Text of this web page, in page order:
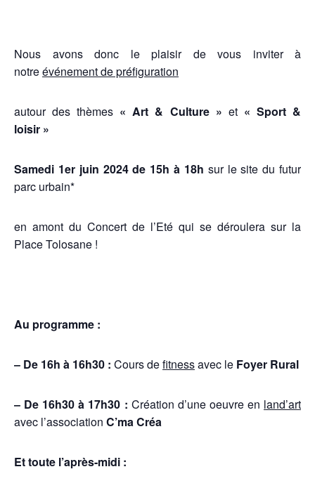
Nous avons donc le plaisir de vous inviter à
notreévénement de préfiguration
autour des thèmes « Art & Culture » et« Sport &
loisir »
Samedi 1er juin 2024 de 15h à 18h sur le site du futur
parc urbain*
en amont du Concert de l’Eté qui se déroulera sur la
Place Tolosane !
Au programme :
– De 16h à 16h30 : Cours defitnessavec le Foyer Rural
– De 16h30 à 17h30 : Création d’une oeuvre en land’art
avec l’association C’ma Créa
Et toute l’après-midi :